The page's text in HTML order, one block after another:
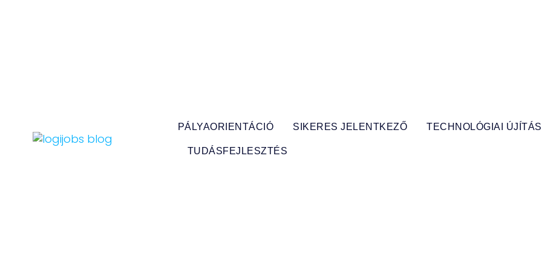
PÁLYAORIENTÁCIÓ SIKERES JELENTKEZŐ TECHNOLÓGIAI
TUDÁSFEJLESZTÉS